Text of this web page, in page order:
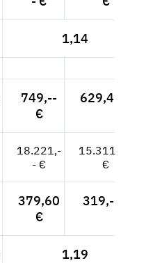
1,14
749,--
€
629,41 €
18.221,-
- €
15.311,76
€
379,60
€
319,-- €
1,19